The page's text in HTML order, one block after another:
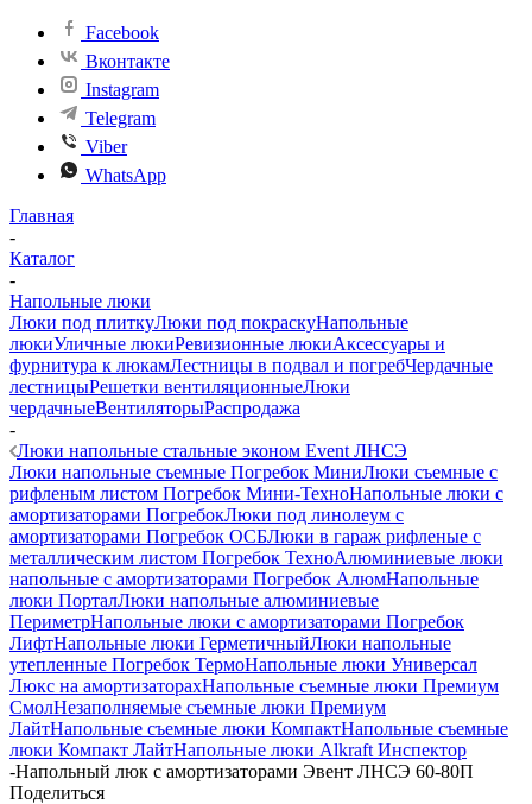
Facebook
Вконтакте
Instagram
Telegram
Viber
WhatsApp
Главная
-
Каталог
-
Напольные люки
Люки под плиткуЛюки под покраскуНапольные
люкиУличные люкиРевизионные люкиАксессуары и
фурнитура к люкамЛестницы в подвал и погребЧердачные
лестницыРешетки вентиляционныеЛюки
чердачныеВентиляторыРаспродажа
-
Люки напольные стальные эконом Event ЛНСЭ
Люки напольные съемные Погребок МиниЛюки съемные с
рифленым листом Погребок Мини-ТехноНапольные люки с
амортизаторами ПогребокЛюки под линолеум с
амортизаторами Погребок ОСБЛюки в гараж рифленые с
металлическим листом Погребок ТехноАлюминиевые люки
напольные с амортизаторами Погребок АлюмНапольные
люки ПорталЛюки напольные алюминиевые
ПериметрНапольные люки с амортизаторами Погребок
ЛифтНапольные люки ГерметичныйЛюки напольные
утепленные Погребок ТермоНапольные люки Универсал
Люкс на амортизаторахНапольные съемные люки Премиум
СмолНезаполняемые съемные люки Премиум
ЛайтНапольные съемные люки КомпактНапольные съемные
люки Компакт ЛайтНапольные люки Alkraft Инспектор
-Напольный люк с амортизаторами Эвент ЛНСЭ 60-80П
Поделиться